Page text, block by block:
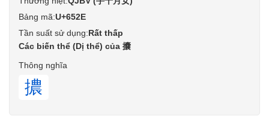
Bảng mã:U+652E
Tần suất sử dụng:Rất thấp
Các biến thể (Dị thể) của 攮
Thông nghĩa
擃